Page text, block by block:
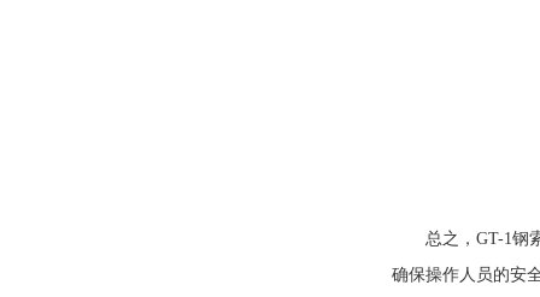
总之， GT-1钢
确保操作人员的安